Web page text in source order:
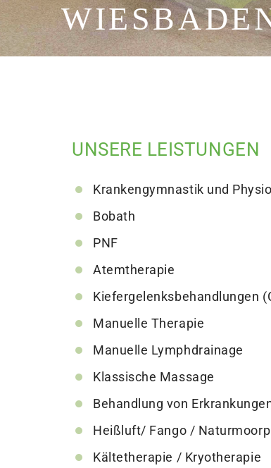
UNSERE LEISTUNGEN
Krankengymnastik und
Bobath
PNF
Atemtherapie
Kiefergelenksbehandlungen
Manuelle Therapie
Manuelle Lymphdrainage
Klassische Massage
Behandlung von
Heißluft/ Fango /
Kältetherapie / Kryotherapie